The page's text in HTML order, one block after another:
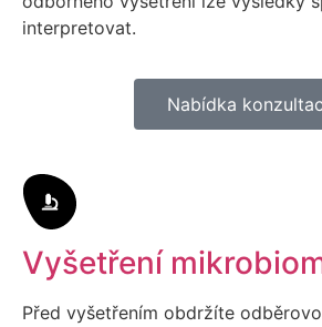
interpretovat.
Nabídka
Vyšetření
Před vyšetřením obdržíte